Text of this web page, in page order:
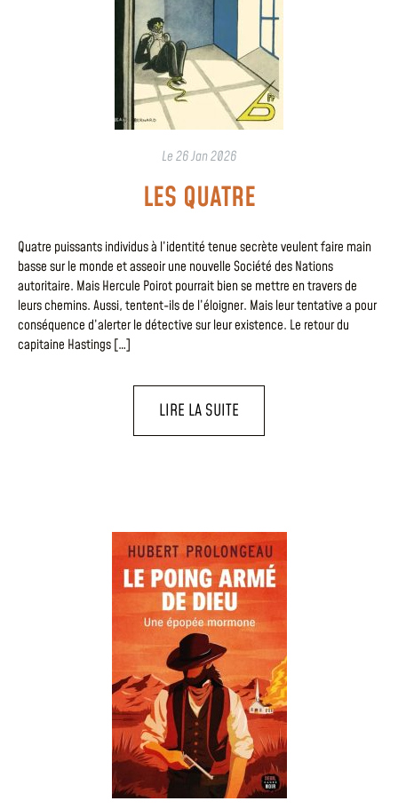
Le26 Jan 2026
LES QUATRE
Quatre puissants individus à l’identité tenue secrète veulent faire main
basse sur le monde et asseoir une nouvelle Société des Nations
autoritaire. Mais Hercule Poirot pourrait bien se mettre en travers de
leurs chemins. Aussi, tentent-ils de l’éloigner. Mais leur tentative a pour
conséquence d’alerter le détective sur leur existence. Le retour du
capitaine Hastings […]
LIRE LA SUITE